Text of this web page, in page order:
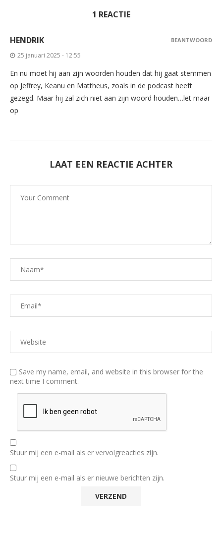
1 REACTIE
HENDRIK
25 januari 2025 - 12:55
En nu moet hij aan zijn woorden houden dat hij gaat stemmen
op Jeffrey, Keanu en Mattheus, zoals in de podcast heeft
gezegd. Maar hij zal zich niet aan zijn woord houden…let maar
op
BEANTWOORD
LAAT EEN REACTIE ACHTER
Save my name, email, and website in this browser for the
next time I comment.
Stuur mij een e-mail als er vervolgreacties zijn.
Stuur mij een e-mail als er nieuwe berichten zijn.